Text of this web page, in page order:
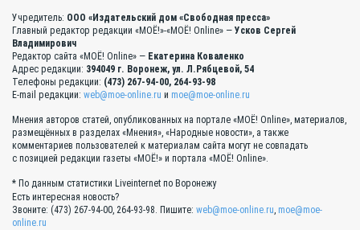
Учредитель: ООО «Издательский дом «Свободная пресса»
Главный редактор редакции «МОЁ!»-«МОЁ! Online» — Усков Сергей
Владимирович
Редактор сайта «МОЁ! Online» — Екатерина Коваленко
Адрес редакции: 394049 г. Воронеж, ул. Л.Рябцевой, 54
Телефоны редакции: (473) 267-94-00, 264-93-98
E-mail редакции: web@moe-online.ru и moe@moe-online.ru
Мнения авторов статей, опубликованных на портале «МОЁ! Online», материалов,
размещённых в разделах «Мнения», «Народные новости», а также
комментариев пользователей к материалам сайта могут не совпадать
с позицией редакции газеты «МОЁ!» и портала «МОЁ! Online».
* По данным статистики Liveinternet по Воронежу
Есть интересная новость?
Звоните: (473) 267-94-00, 264-93-98. Пишите: web@moe-online.ru, moe@moe-
online.ru